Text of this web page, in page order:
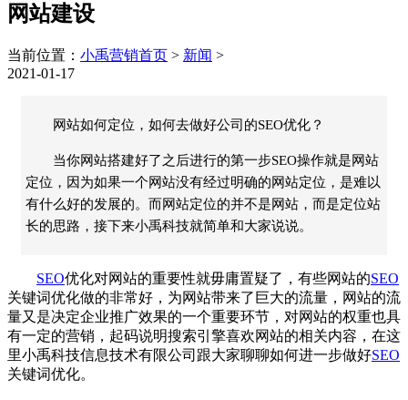
网站建设
当前位置： 小禹营销首页 > 新闻 >
2021-01-17
网站如何定位，如何去做好公司的SEO优化？
当你网站搭建好了之后进行的第一步SEO操作就是网站
定位，因为如果一个网站没有经过明确的网站定位，是难以
有什么好的发展的。而网站定位的并不是网站，而是定位站
长的思路，接下来小禹科技就简单和大家说说。
SEO优化对网站的重要性就毋庸置疑了，有些网站的SEO
关键词优化做的非常好，为网站带来了巨大的流量，网站的流
量又是决定企业推广效果的一个重要环节，对网站的权重也具
有一定的营销，起码说明搜索引擎喜欢网站的相关内容，在这
里小禹科技信息技术有限公司跟大家聊聊如何进一步做好SEO
关键词优化。